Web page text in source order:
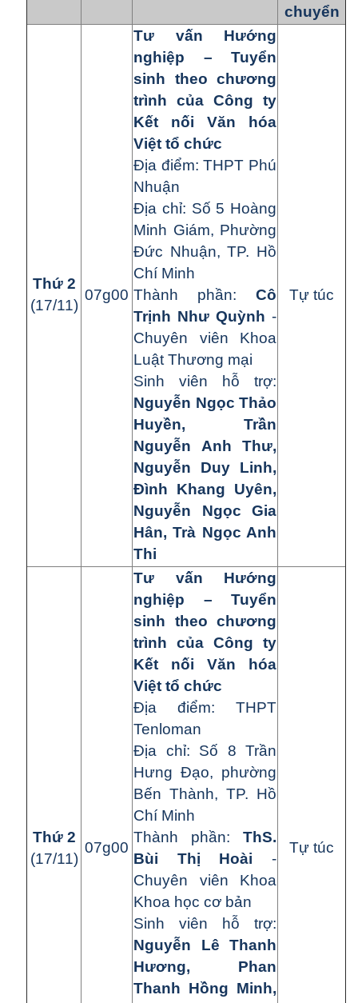
chuyển
Thứ 2
(17/11)
07g00
Tư vấn Hướng
nghiệp – Tuyển
sinh theo chương
trình của Công ty
Kết nối Văn hóa
Việt tổ chức
Địa điểm: THPT Phú
Nhuận
Địa chỉ: Số 5 Hoàng
Minh Giám, Phường
Đức Nhuận, TP. Hồ
Chí Minh
Thành phần: Cô
Trịnh Như Quỳnh -
Chuyên viên Khoa
Luật Thương mại
Sinh viên hỗ trợ:
Nguyễn Ngọc Thảo
Huyền, Trần
Nguyễn Anh Thư,
Nguyễn Duy Linh,
Đình Khang Uyên,
Nguyễn Ngọc Gia
Hân, Trà Ngọc Anh
Thi
Tự túc
Thứ 2
(17/11)
07g00
Tư vấn Hướng
nghiệp – Tuyển
sinh theo chương
trình của Công ty
Kết nối Văn hóa
Việt tổ chức
Địa điểm: THPT
Tenloman
Địa chỉ: Số 8 Trần
Hưng Đạo, phường
Bến Thành, TP. Hồ
Chí Minh
Thành phần: ThS.
Bùi Thị Hoài -
Chuyên viên Khoa
Khoa học cơ bản
Sinh viên hỗ trợ:
Nguyễn Lê Thanh
Hương, Phan
Thanh Hồng Minh,
Tự túc